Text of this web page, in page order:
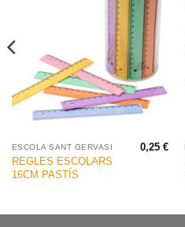
ESCOLA SANT GERVASI
REGLES ESCOLARS
16CM PASTÍS
0,25€